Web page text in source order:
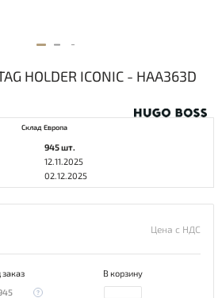
HOLDER ICONIC - HAA363D
Склад Европа
945 шт.
12.11.2025
02.12.2025
Цена с НДС
заказ
В корзину